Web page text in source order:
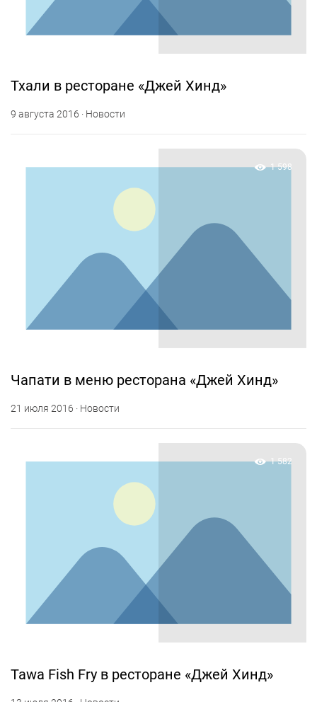
Тхали в ресторане «Джей Хинд»
9 августа 2016 · Новости
1 598
Чапати в меню ресторана «Джей Хинд»
21 июля 2016 · Новости
1 582
Tawa Fish Fry в ресторане «Джей Хинд»